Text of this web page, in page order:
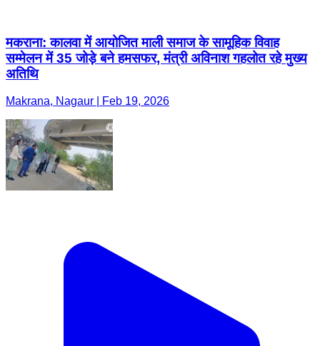
मकराना: कालवा में आयोजित माली समाज के सामूहिक विवाह
सम्मेलन में 35 जोड़े बने हमसफर, मंत्री अविनाश गहलोत रहे मुख्य
अतिथि
Makrana, Nagaur | Feb 19, 2026